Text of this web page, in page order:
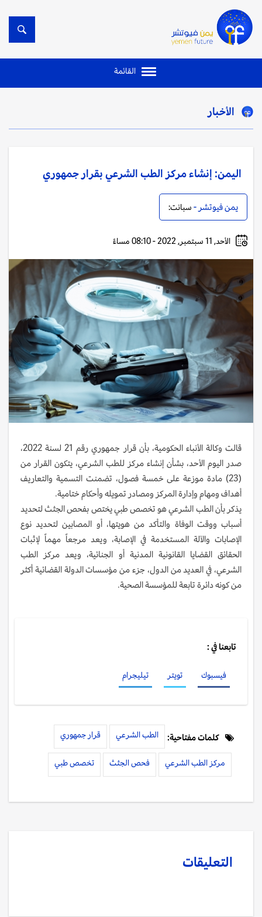
القائمة
الأخبار
اليمن: إنشاء مركز الطب الشرعي بقرار جمهوري
يمن فيوتشر - سبانت:
الأحد, 11 سبتمبر, 2022 - 08:10 مساءً
قالت وكالة الأنباء الحكومية، بأن قرار جمهوري رقم 21 لسنة 2022،
صدر اليوم الأحد، بشأن إنشاء مركز للطب الشرعي، يتكون القرار من
(23) مادة موزعة على خمسة فصول، تضمنت التسمية والتعاريف
أهداف ومهام وإدارة المركز ومصادر تمويله وأحكام ختامية.
يذكر بأن الطب الشرعي هو تخصص طبي يختص بفحص الجثث لتحديد
أسباب ووقت الوفاة والتأكد من هويتها، أو المصابين لتحديد نوع
الإصابات والآلة المستخدمة في الإصابة، ويعد مرجعاً مهماً لإثبات
الحقائق القضايا القانونية المدنية أو الجنائية، ويعد مركز الطب
الشرعي، في العديد من الدول، جزء من مؤسسات الدولة القضائية أكثر
من كونه دائرة تابعة للمؤسسة الصحية.
تابعنا في :
فيسبوك تويتر تيليجرام
كلمات مفتاحية: الطب الشرعي قرار جمهوري
مركز الطب الشرعي فحص الجثث تخصص طبي
التعليقات